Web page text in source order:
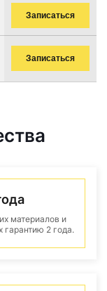
Записаться
Записаться
материалов и
гарантию 2 года.